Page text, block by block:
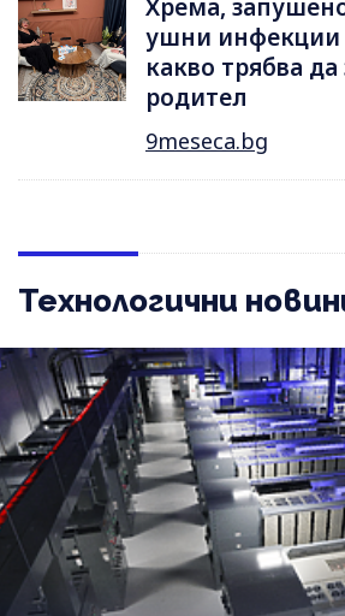
Хрема,
ушни инфекции
какво трябва да
родител
9meseca.bg
Технологични